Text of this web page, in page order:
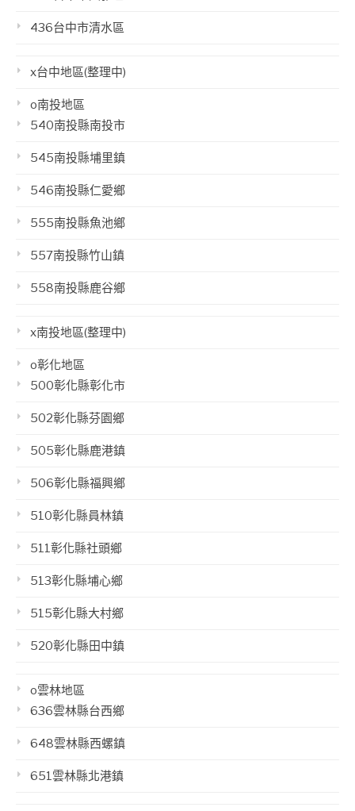
436台中市清水區
x台中地區(整理中)
o南投地區
540南投縣南投市
545南投縣埔里鎮
546南投縣仁愛鄉
555南投縣魚池鄉
557南投縣竹山鎮
558南投縣鹿谷鄉
x南投地區(整理中)
o彰化地區
500彰化縣彰化市
502彰化縣芬園鄉
505彰化縣鹿港鎮
506彰化縣福興鄉
510彰化縣員林鎮
511彰化縣社頭鄉
513彰化縣埔心鄉
515彰化縣大村鄉
520彰化縣田中鎮
o雲林地區
636雲林縣台西鄉
648雲林縣西螺鎮
651雲林縣北港鎮